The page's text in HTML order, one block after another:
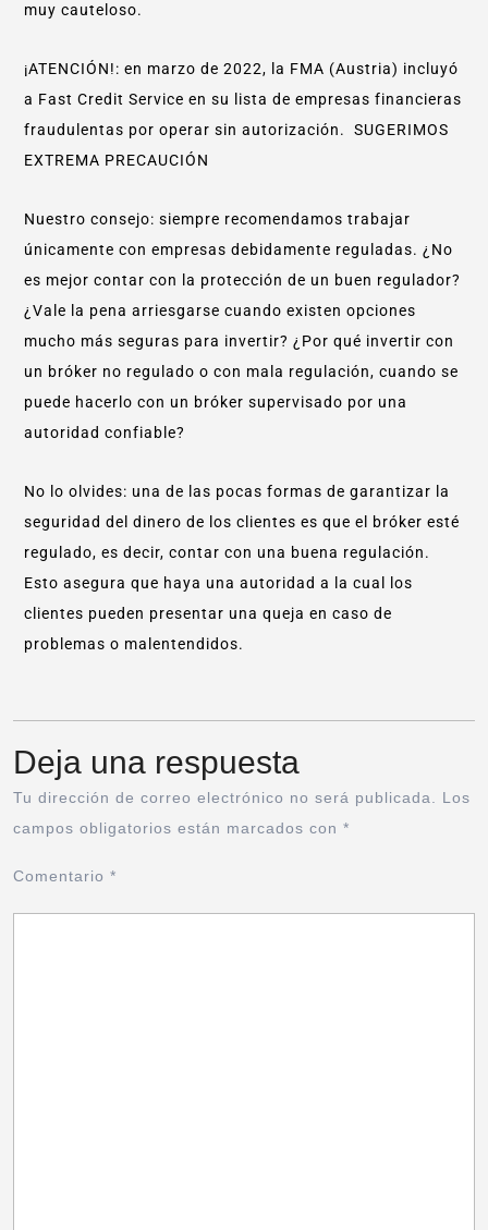
muy cauteloso.
¡ATENCIÓN!: en marzo de 2022, la FMA (Austria) incluyó
a Fast Credit Service en su lista de empresas financieras
fraudulentas por operar sin autorización. SUGERIMOS
EXTREMA PRECAUCIÓN
Nuestro consejo: siempre recomendamos trabajar
únicamente con empresas debidamente reguladas. ¿No
es mejor contar con la protección de un buen regulador?
¿Vale la pena arriesgarse cuando existen opciones
mucho más seguras para invertir? ¿Por qué invertir con
un bróker no regulado o con mala regulación, cuando se
puede hacerlo con un bróker supervisado por una
autoridad confiable?
No lo olvides: una de las pocas formas de garantizar la
seguridad del dinero de los clientes es que el bróker esté
regulado, es decir, contar con una buena regulación.
Esto asegura que haya una autoridad a la cual los
clientes pueden presentar una queja en caso de
problemas o malentendidos.
Deja una respuesta
Tu dirección de correo electrónico no será publicada. Los
campos obligatorios están marcados con *
Comentario *